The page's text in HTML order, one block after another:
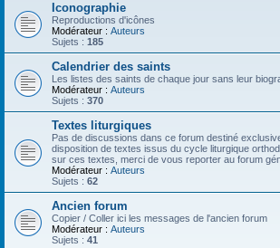
Iconographie
Reproductions d'icônes
Modérateur : Auteurs
Sujets : 185
Calendrier des saints
Les listes des saints de chaque jour sans leur
Modérateur : Auteurs
Sujets : 370
Textes liturgiques
Pas de discussions dans ce forum destiné
disposition de textes issus du cycle liturgique
sur ces textes, merci de vous reporter au forum
Modérateur : Auteurs
Sujets : 62
Ancien forum
Copier / Coller ici les messages de l'ancien forum
Modérateur : Auteurs
Sujets : 41